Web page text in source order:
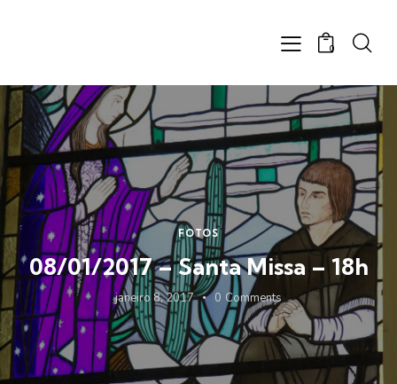
0
FOTOS
08/01/2017 – Santa Missa – 18h
janeiro 8, 2017 0 Comments